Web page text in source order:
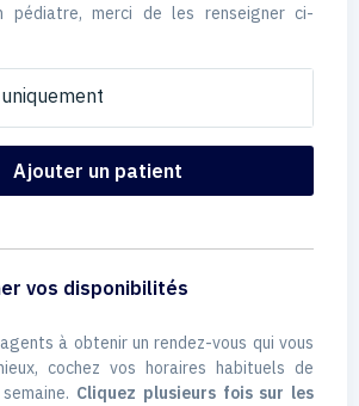
pédiatre, merci de les renseigner ci-
Ajouter un patient
vos disponibilités
à obtenir un rendez-vous qui vous
cochez vos horaires habituels de
Cliquez plusieurs fois sur les